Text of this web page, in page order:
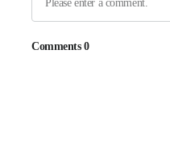
한민수·김용 순
낮 최고 35도
[속보]이강인